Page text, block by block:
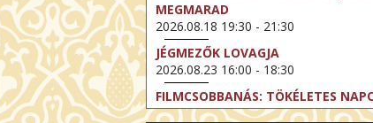
MEGMARAD
2026.08.18 19:30 - 21:30
JÉGMEZŐK LOVAGJA
2026.08.23 16:00 - 18:30
FILMCSOBBANÁS: TÖKÉLETES
2026.08.25 19:30 - 21:45